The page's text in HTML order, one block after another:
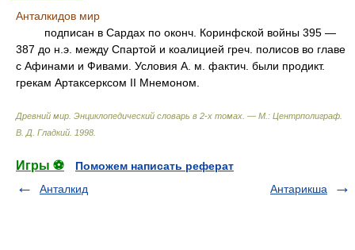
Анталкидов мир
подписан в Сардах по оконч. Коринфской войны 395 —
387 до н.э. между Спартой и коалицией греч. полисов во главе
с Афинами и Фивами. Условия А. м. фактич. были продикт.
грекам Артаксерксом II Мнемоном.
Древний мир. Энциклопедический словарь в 2-х томах. — М.: Центрполиграф
В. Д. Гладкий 1998
Игры ⚽
Поможем написать реферат
Анталкид
Антарикша